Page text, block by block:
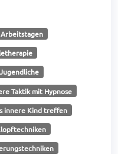
Taktik mit Hypnose
innere Kind treffen